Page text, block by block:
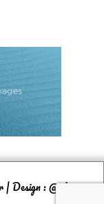
Design : @ntoine